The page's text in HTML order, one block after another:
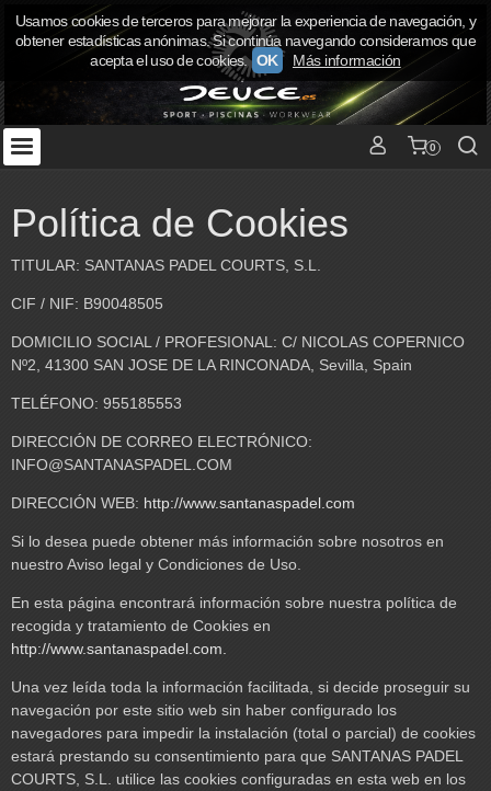
0
Política de Cookies
TITULAR: SANTANAS PADEL COURTS, S.L.
CIF / NIF: B90048505
DOMICILIO SOCIAL / PROFESIONAL: C/ NICOLAS COPERNICO
Nº2, 41300 SAN JOSE DE LA RINCONADA, Sevilla, Spain
TELÉFONO: 955185553
DIRECCIÓN DE CORREO ELECTRÓNICO:
INFO@SANTANASPADEL.COM
DIRECCIÓN WEB: http://www.santanaspadel.com
Si lo desea puede obtener más información sobre nosotros en
nuestro Aviso legal y Condiciones de Uso.
En esta página encontrará información sobre nuestra política de
recogida y tratamiento de Cookies en
http://www.santanaspadel.com.
Una vez leída toda la información facilitada, si decide proseguir su
navegación por este sitio web sin haber configurado los
navegadores para impedir la instalación (total o parcial) de cookies
estará prestando su consentimiento para que SANTANAS PADEL
COURTS, S.L. utilice las cookies configuradas en esta web en los
Usamos cookies de terceros para mejorar la experiencia de navegación, y
obtener estadísticas anónimas. Si continúa navegando consideramos que
acepta el uso de cookies. OK Más información